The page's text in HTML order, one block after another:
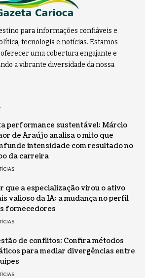
para informações confiáveis e
tecnologia e notícias. Estamos
uma cobertura engajante e
a vibrante diversidade da nossa
performance sustentável: Márcio
de Araújo analisa o mito que
intensidade com resultado no
da carreira
que a especialização virou o ativo
valioso da IA: a mudança no perfil
fornecedores
de conflitos: Confira métodos
para mediar divergências entre